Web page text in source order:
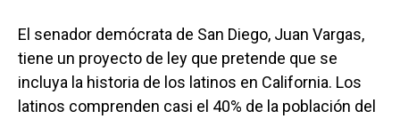
El senador demócrata de San Diego, Juan Vargas,
tiene un proyecto de ley que pretende que se
incluya la historia de los latinos en California. Los
latinos comprenden casi el 40% de la población del